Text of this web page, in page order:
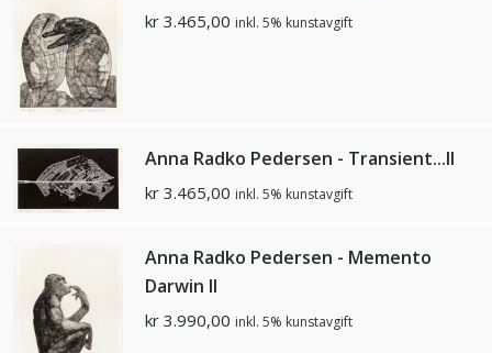
kr 3.465,00 inkl. 5% kunstavgift
Anna Radko Pedersen - Transient...II
kr 3.465,00 inkl. 5% kunstavgift
Anna Radko Pedersen - Memento
Darwin ll
kr 3.990,00 inkl. 5% kunstavgift